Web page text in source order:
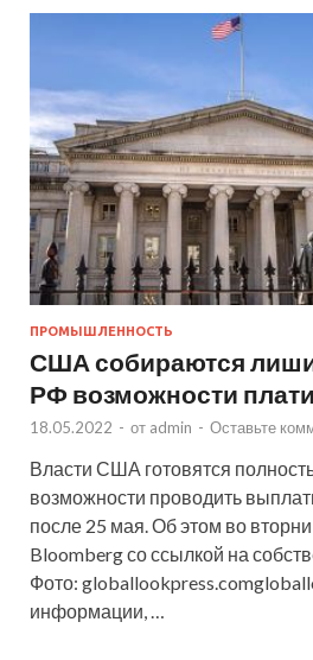
ПРОМЫШЛЕННОСТЬ
США собираются
РФ возможности
18.05.2022 - от admin - Оставьте
Власти США готовятся
возможности проводить
после 25 мая. Об этом во
Bloomberg со ссылкой на
Фото:
информации, …